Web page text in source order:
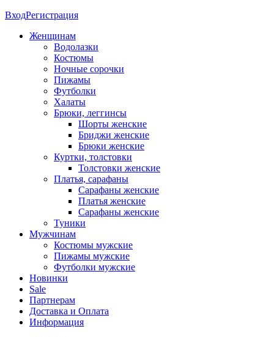
ВходРегистрация
Женщинам
Водолазки
Костюмы
Ночные сорочки
Пижамы
Футболки
Халаты
Брюки, леггинсы
Шорты женские
Бриджи женские
Брюки женские
Куртки, толстовки
Толстовки женские
Платья, сарафаны
Сарафаны женские
Платья женские
Сарафаны женские
Туники
Мужчинам
Костюмы мужские
Пижамы мужские
Футболки мужские
Новинки
Sale
Партнерам
Доставка и Оплата
Информация